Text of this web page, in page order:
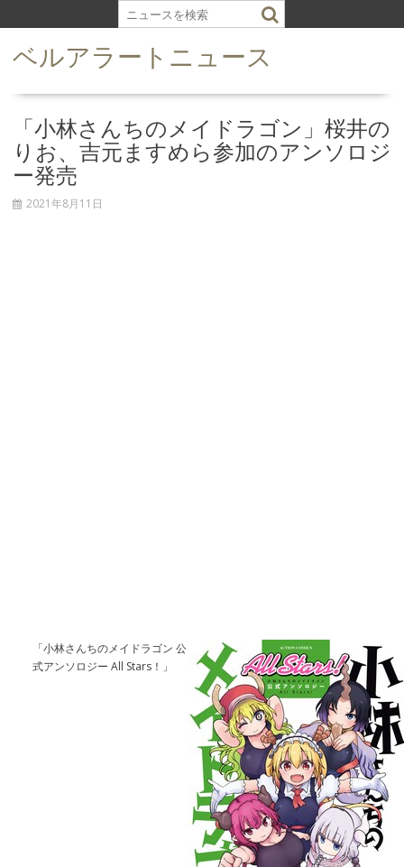
k
ベルアラートニュース
「小林さんちのメイドラゴン」桜井の
りお、吉元ますめら参加のアンソロジ
ー発売
2021年8月11日
「小林さんちのメイドラゴン 公
式アンソロジー All Stars！」